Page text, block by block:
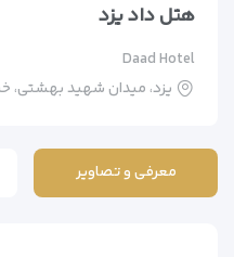
هتل داد یزد
Daad Hotel
یزد، میدان شهید بهشتی،
معرفی و تصاویر